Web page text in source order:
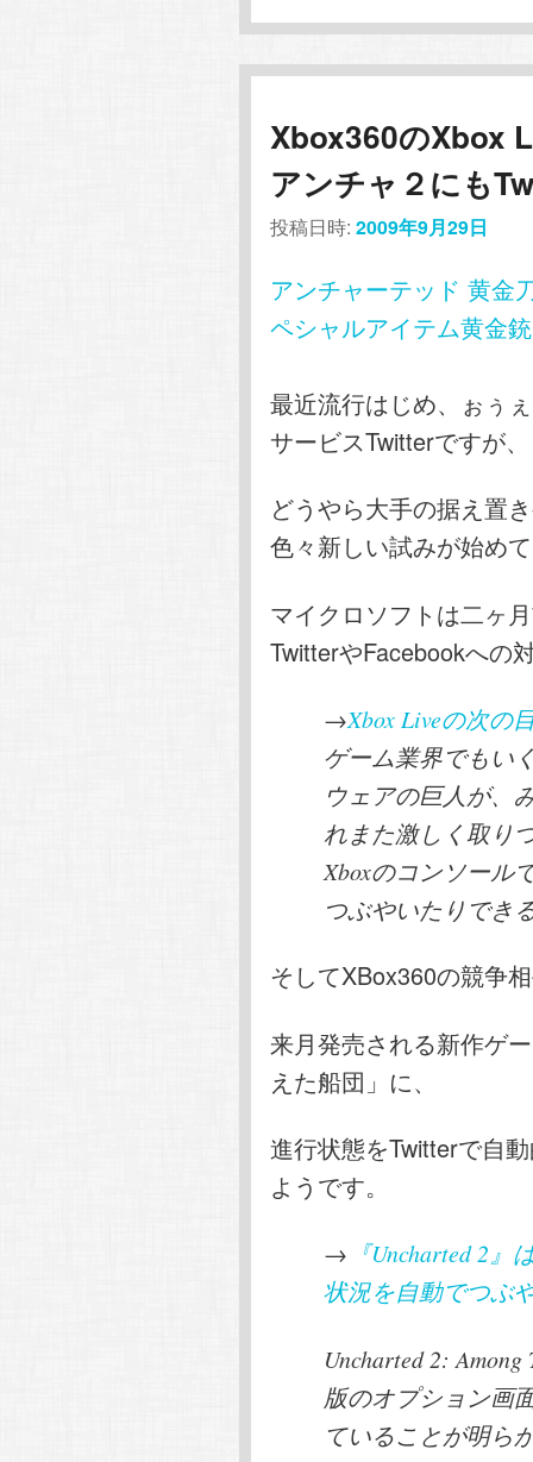
Xbox360のXbox
アンチャ２にも
投稿日時: 2009年9月29日
アンチャーテッド 黄金
ペシャルアイテム黄金
最近流行はじめ、ぉぅ
サービスTwitterですが、
どうやら大手の据え置
色々新しい試みが始め
マイクロソフトは二ヶ
TwitterやFacebookへの
→Xbox Liveの次の
ゲーム業界でもい
ウェアの巨人が、
れまた激しく取り
Xboxのコンソール
つぶやいたりでき
そしてXBox360の競争
来月発売される新作ゲ
えた船団」に、
進行状態をTwitterで自
ようです。
→ 『Uncharted 2
状況を自動でつぶ
Uncharted 2:
版のオプション画
ていることが明ら